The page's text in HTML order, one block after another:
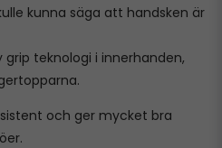
kunna säga att handsken är
teknologi i innerhanden,
och ger mycket bra